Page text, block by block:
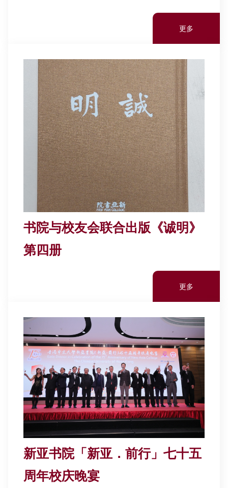
更多
书院与校友会联合出版《诚明》
第四册
更多
新亚书院「新亚．前行」七十五
周年校庆晚宴